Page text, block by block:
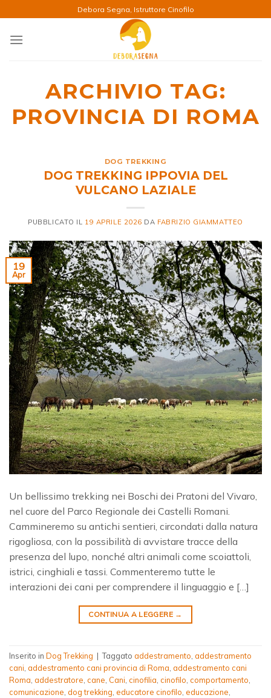
ai
contenuti
Debora Segna, Istruttore Cinofilo
ARCHIVIO TAG:
PROVINCIA DI ROMA
DOG TREKKING
DOG TREKKING IPPOVIA DEL
VULCANO LAZIALE
PUBBLICATO IL 19 APRILE 2026 DA FABRIZIO GIAMMATTEO
19
Apr
Un bellissimo trekking nei Boschi dei Pratoni del Vivaro,
nel cuore del Parco Regionale dei Castelli Romani.
Cammineremo su antichi sentieri, circondati dalla natura
rigogliosa, con la possibilità di avvistare tracce della
presenza del lupo, nonché altri animali come scoiattoli,
istrici, cinghiali e tassi. Commenteremo tutte le
interazioni dei cani per comprendere il linguaggio e […]
CONTINUA A LEGGERE →
Inserito in Dog Trekking | Taggato addestramento, addestramento
cani, addestramento cani provincia di Roma, addestramento cani
Roma, addestratore, cane, Cani, cinofilia, cinofilo, comportamento,
comunicazione, dog trekking, educatore cinofilo, educazione,